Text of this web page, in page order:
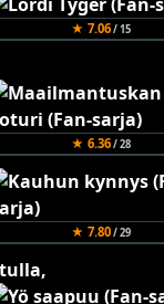
★ 7.06/ 15
★ 6.36/ 28
★ 7.80/ 29